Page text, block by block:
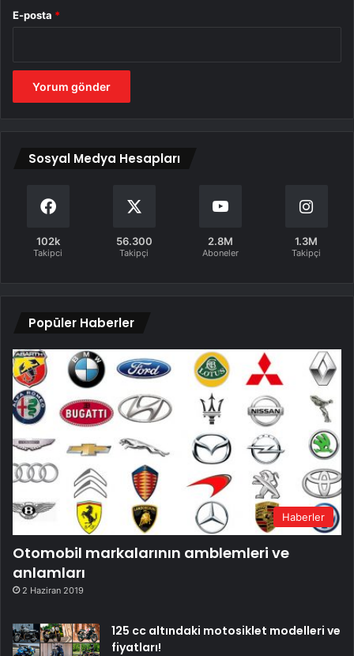
E-posta *
Sosyal Medya Hesapları
102k
Takipci
56.300
Takipçi
2.8M
Aboneler
1.3M
Takipçi
Popüler Haberler
Haberler
Otomobil markalarının amblemleri ve
anlamları
2 Haziran 2019
125 cc altındaki motosiklet modelleri ve
fiyatları!